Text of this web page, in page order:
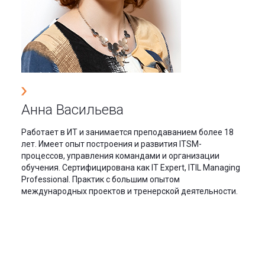
Анна Васильева
Работает в ИТ и занимается преподаванием более 18
лет. Имеет опыт построения и развития ITSM-
процессов, управления командами и организации
обучения. Сертифицирована как IT Expert, ITIL Managing
Professional. Практик с большим опытом
международных проектов и тренерской деятельности.